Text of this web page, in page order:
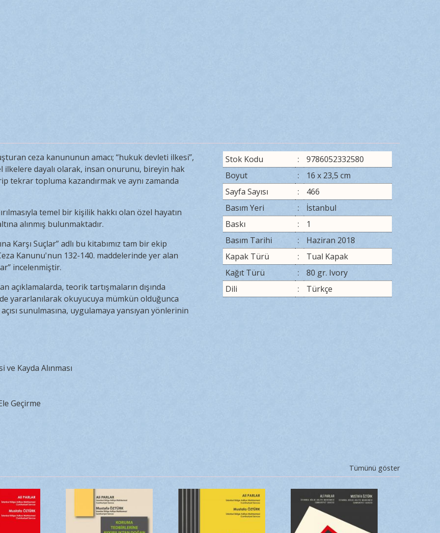
ceza kanununun amacı; “hukuk devleti ilkesi”,
ilkelere dayalı olarak, insan onurunu, bireyin hak
tekrar topluma kazandırmak ve aynı zamanda
temel bir kişilik hakkı olan özel hayatın
alınmış bulunmaktadır.
Karşı Suçlar” adlı bu kitabımız tam bir ekip
Kanunu'nun 132-140. maddelerinde yer alan
incelenmiştir.
açıklamalarda, teorik tartışmaların dışında
yararlanılarak okuyucuya mümkün olduğunca
sunulmasına, uygulamaya yansıyan yönlerinin
Kayda Alınması
Geçirme
Stok Kodu :
9786052332580
Boyut
:
16 x 23,5 cm
Sayfa Sayısı
:
466
Basım Yeri
:
İstanbul
Baskı
:
1
Basım Tarihi
:
Haziran 2018
Kapak Türü
:
Tual Kapak
Kağıt Türü
:
80 gr. Ivory
Dili
: Türkçe
Tümünü göster